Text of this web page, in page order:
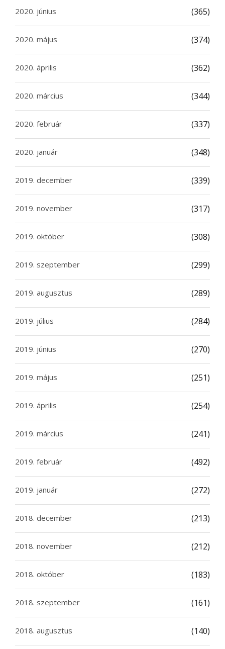
2020. június (365)
2020. május (374)
2020. április (362)
2020. március (344)
2020. február (337)
2020. január (348)
2019. december (339)
2019. november (317)
2019. október (308)
2019. szeptember (299)
2019. augusztus (289)
2019. július (284)
2019. június (270)
2019. május (251)
2019. április (254)
2019. március (241)
2019. február (492)
2019. január (272)
2018. december (213)
2018. november (212)
2018. október (183)
2018. szeptember (161)
2018. augusztus (140)